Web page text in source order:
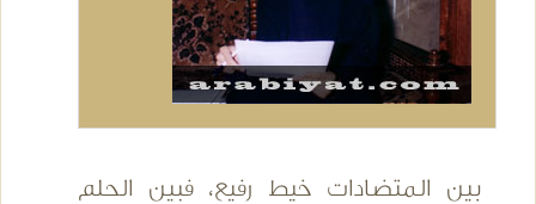
بين المتضادات خيط رفيع، فبين الحلم